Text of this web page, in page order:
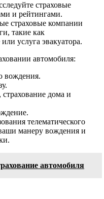
страховые
и рейтингами.
страховые компании
такие как
услуга эвакуатора.
автомобиля:
вождения.
дома и
телематического
манеру вождения и
автомобиля